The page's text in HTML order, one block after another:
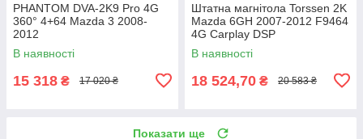
PHANTOM DVA-2K9 Pro 4G
360° 4+64 Mazda 3 2008-
2012
В наявності
15 318 ₴ 17 020 ₴
Штатна магнітола Torssen 2K
Mazda 6GH 2007-2012 F9464
4G Carplay DSP
В наявності
18 524,70 ₴ 20 583 ₴
Показати ще